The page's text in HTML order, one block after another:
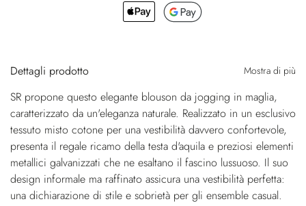
Dettagli prodotto Mostra di più
SR propone questo elegante blouson da jogging in maglia,
caratterizzato da un'eleganza naturale. Realizzato in un esclusivo
tessuto misto cotone per una vestibilità davvero confortevole,
presenta il regale ricamo della testa d'aquila e preziosi elementi
metallici galvanizzati che ne esaltano il fascino lussuoso. Il suo
design informale ma raffinato assicura una vestibilità perfetta:
una dichiarazione di stile e sobrietà per gli ensemble casual.